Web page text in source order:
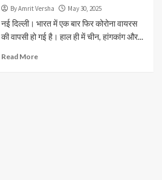
By Amrit Versha May 30, 2025
नई दिल्ली। भारत में एक बार फिर कोरोना वायरस
की वापसी हो गई है। हाल ही में चीन, हांगकांग और...
Read More